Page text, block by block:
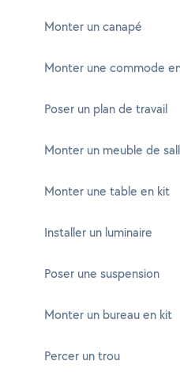
Monter un canapé
Monter une commode
Poser un plan de travail
Monter un meuble de
Monter une table en kit
Installer un luminaire
Poser une suspension
Monter un bureau en kit
Percer un trou